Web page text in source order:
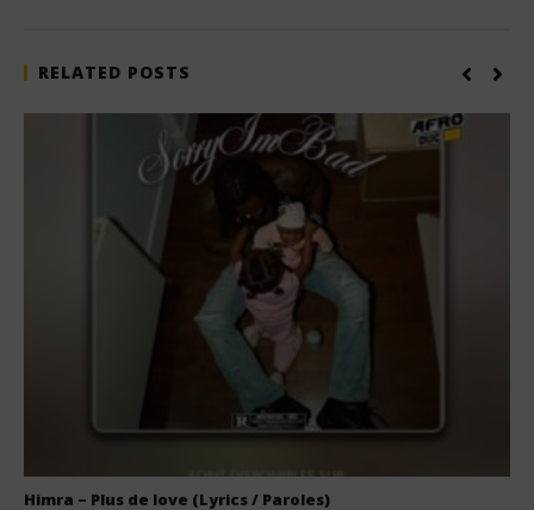
RELATED POSTS
Himra – Plus de love (Lyrics / Paroles)